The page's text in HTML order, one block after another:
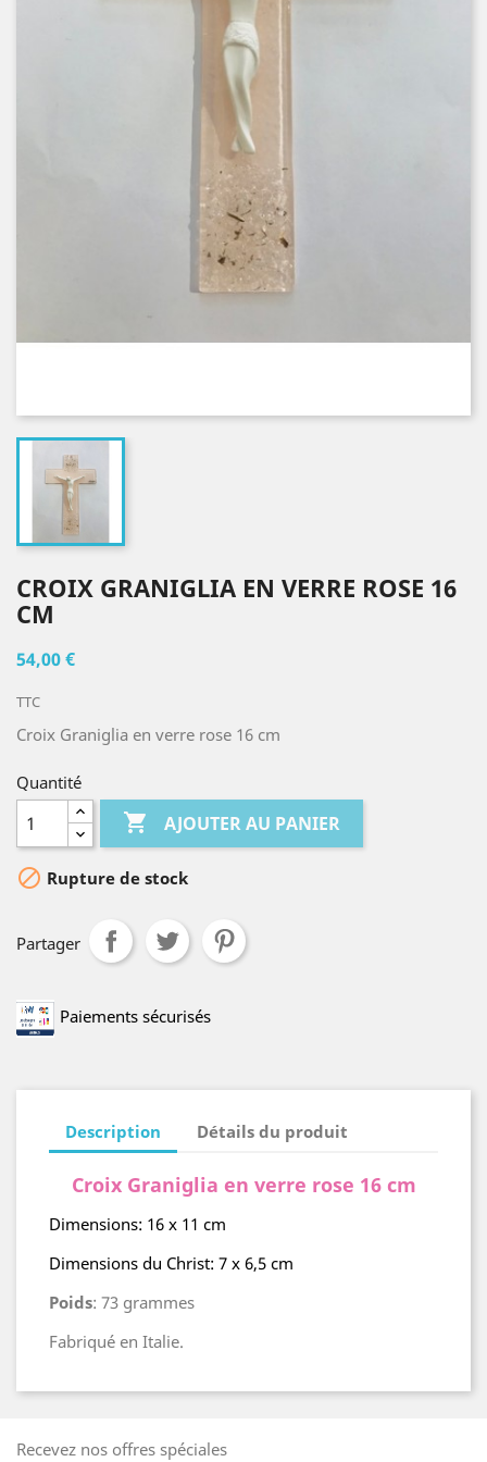
CROIX GRANIGLIA EN VERRE ROSE 16
CM
54,00 €
TTC
Croix Graniglia en verre rose 16 cm
Quantité
 AJOUTER AU PANIER
 Rupture de stock
Partager
Paiements sécurisés
Description Détails du produit
Croix Graniglia en verre rose 16 cm
Dimensions: 16 x 11 cm
Dimensions du Christ: 7 x 6,5 cm
Poids: 73 grammes
Fabriqué en Italie.
Recevez nos offres spéciales